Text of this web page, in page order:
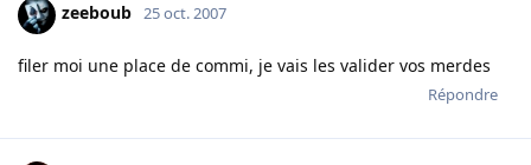
zeeboub 25 oct. 2007
filer moi une place de commi, je vais les valider vos merdes
Répondre